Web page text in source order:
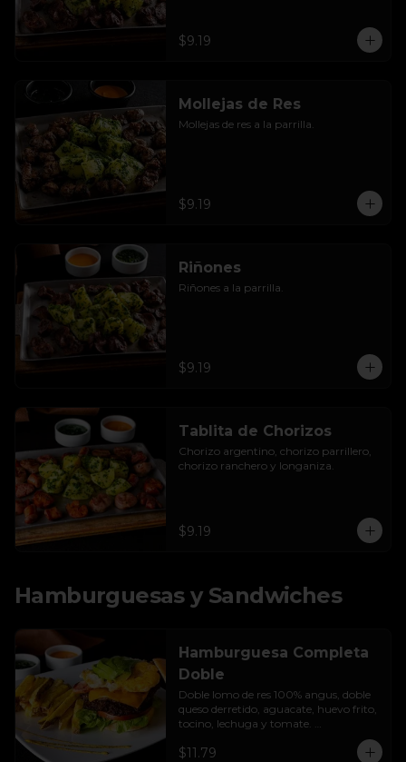
$9.19
Mollejas de Res
Mollejas de res a la parrilla.
$9.19
Riñones
Riñones a la parrilla.
$9.19
Tablita de Chorizos
Chorizo argentino, chorizo parrillero,
chorizo ranchero y longaniza.
$9.19
Hamburguesas y Sandwiches
Hamburguesa Completa
Doble
Doble lomo de res 100% angus, doble
queso derretido, aguacate, huevo frito,
tocino, lechuga y tomate.
$11.79